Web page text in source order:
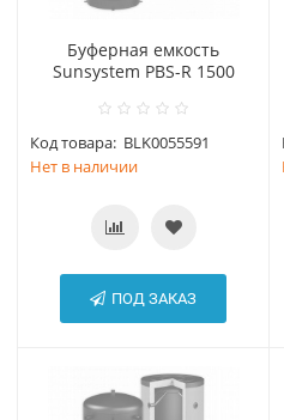
Буферная емкость
Sunsystem PBS-R 1500
Код товара: BLK0055591
Нет в наличии
ПОД ЗАКАЗ